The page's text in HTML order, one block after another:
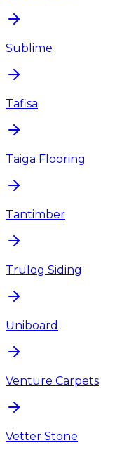
Sublime
Tafisa
Taiga Flooring
Tantimber
Trulog Siding
Uniboard
Venture Carpets
Vetter Stone